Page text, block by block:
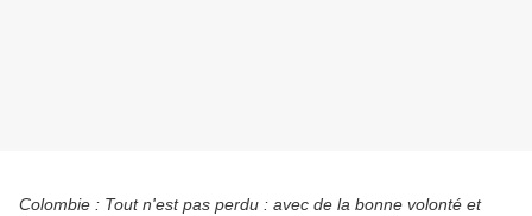
Colombie : Tout n'est pas perdu : avec de la bonne volonté et